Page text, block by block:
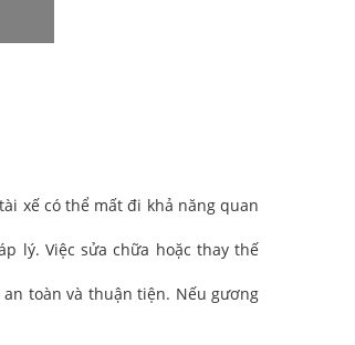
xế có thể mất đi khả năng quan
lý. Việc sửa chữa hoặc thay thế
toàn và thuận tiện. Nếu gương